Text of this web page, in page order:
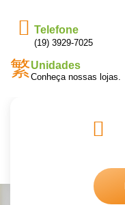
Telefone
(19) 3929-7025
Unidades
Conheça nossas lojas.